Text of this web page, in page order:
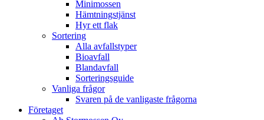
Minimossen
Hämtningstjänst
Hyr ett flak
Sortering
Alla avfallstyper
Bioavfall
Blandavfall
Sorteringsguide
Vanliga frågor
Svaren på de vanligaste frågorna
Företaget